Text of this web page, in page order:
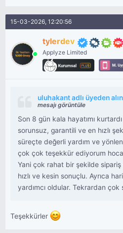
15-03-2026, 12:20:56
tylerdev
Applyze Limited
uluhakant adlı üyeden
mesajı görüntüle
Son 8 gün kala hayatımı
sorunsuz, garantili ve en hızlı
süreçte değerli yardım ve
çok çok teşekkür ediyorum
Yani çok rahat bir şekilde
hızlı ve kesin sonuçlu. Ayrıca
yardımcı oldular. Tekrardan çok
Teşekkürler